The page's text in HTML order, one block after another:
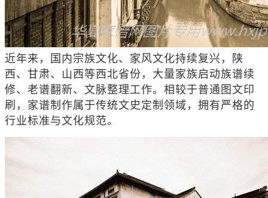
近年来，国内宗族文化、家风文化持续复兴，陕
西、甘肃、山西等西北省份，大量家族启动族谱续
修、老谱翻新、文脉整理工作。相较于普通图文印
刷，家谱制作属于传统文史定制领域，拥有严格的
行业标准与文化规范。